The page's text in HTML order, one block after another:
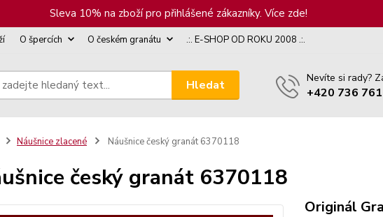
Sleva 10% na zboží pro přihlášené zákazníky. Více zde!
O špercích O českém granátu .:. E-SHOP OD ROKU 2008 .:.
Hledat Nevíte si rady?
+420 736
Náušnice zlacené Náušnice český granát 6370118
český granát 6370118
Originál